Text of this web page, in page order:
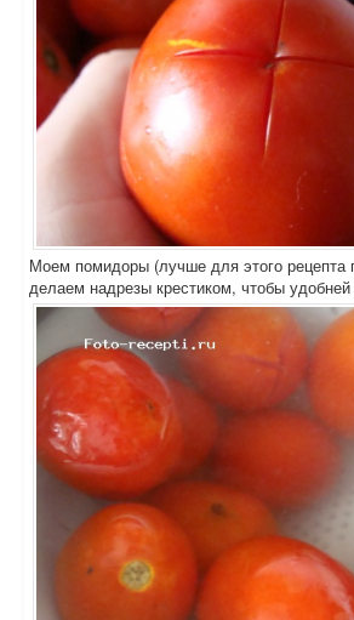
Моем помидоры (лучше для этого рецепта
делаем надрезы крестиком, чтобы